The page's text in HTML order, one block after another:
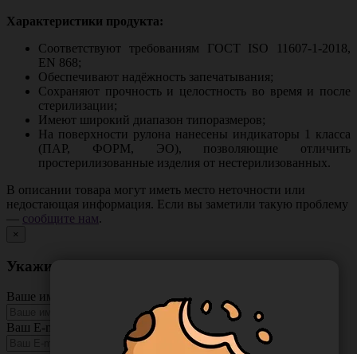
Характеристики продукта:
Соответствуют требованиям ГОСТ ISO 11607-1-2018,
EN 868;
Обеспечивают надёжность запечатывания;
Сохраняют прочность и целостность во время и после
стерилизации;
Имеют широкий диапазон типоразмеров;
На поверхности рулона нанесены индикаторы 1 класса
(ПАР, ФОРМ, ЭО), позволяющие отличить
простерилизованные изделия от нестерилизованных.
В описании товара могут иметь место неточности или
недостающая информация. Если вы заметили такую проблему
— сообщите нам.
×
Укажите неточность в описании товара
Ваше имя
Ваш E-mail